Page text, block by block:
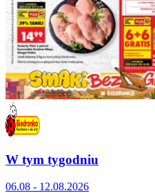
W tym tygodniu
06.08 - 12.08.2026